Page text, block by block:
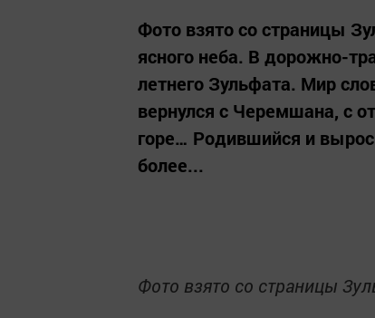
Фото взято со страницы
ясного неба. В дорожно-
летнего Зульфата. Мир
вернулся с Черемшана, с
горе… Родившийся и
более...
Фото взято со страницы